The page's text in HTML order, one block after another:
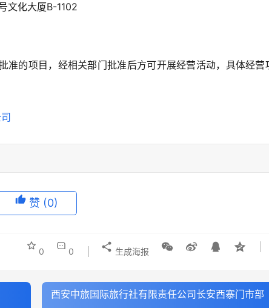
文化大厦B-1102
准的项目，经相关部门批准后方可开展经营活动，具体经营
赞 (0)
0 0 生成海报
西安中旅国际旅行社有限责任公司长安西寨门市部